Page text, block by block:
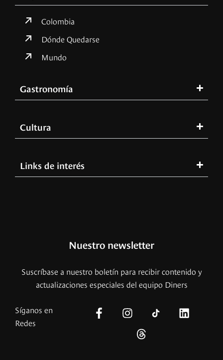
Colombia
Dónde Quedarse
Mundo
Gastronomía
Cultura
Links de interés
Nuestro newsletter
Suscríbase a nuestro boletín para recibir contenido y
actualizaciones especiales del equipo Diners
Síganos en
Redes